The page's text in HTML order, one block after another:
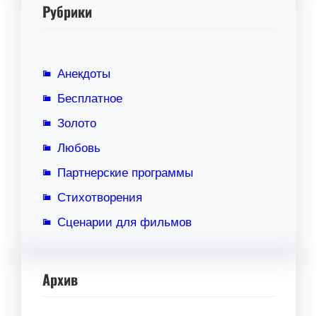
Рубрики
Анекдоты
Бесплатное
Золото
Любовь
Партнерские программы
Стихотворения
Сценарии для фильмов
Архив